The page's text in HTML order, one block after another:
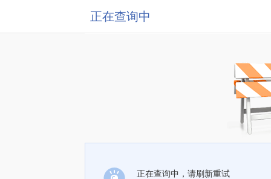
正在查询中
正在查询中，请刷新重试